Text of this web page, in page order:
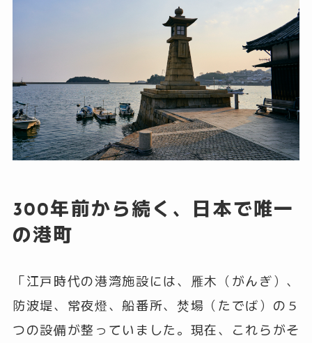
300年前から続く、日本で唯一
の港町
「江戸時代の港湾施設には、雁木（がんぎ）、
防波堤、常夜燈、船番所、焚場（たでば）の５
つの設備が整っていました。現在、これらがそ